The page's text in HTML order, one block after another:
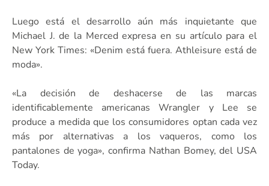
Luego está el desarrollo aún más inquietante que
Michael J. de la Merced expresa en su artículo para el
New York Times: «Denim está fuera. Athleisure está de
moda».
«La decisión de deshacerse de las marcas
identificablemente americanas Wrangler y Lee se
produce a medida que los consumidores optan cada vez
más por alternativas a los vaqueros, como los
pantalones de yoga», confirma Nathan Bomey, del USA
Today.